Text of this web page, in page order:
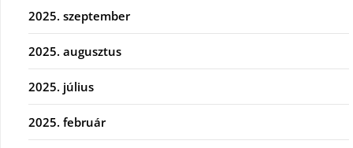
2025. szeptember
2025. augusztus
2025. július
2025. február